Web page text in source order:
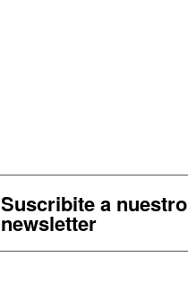
Suscribite a nuestro
newsletter